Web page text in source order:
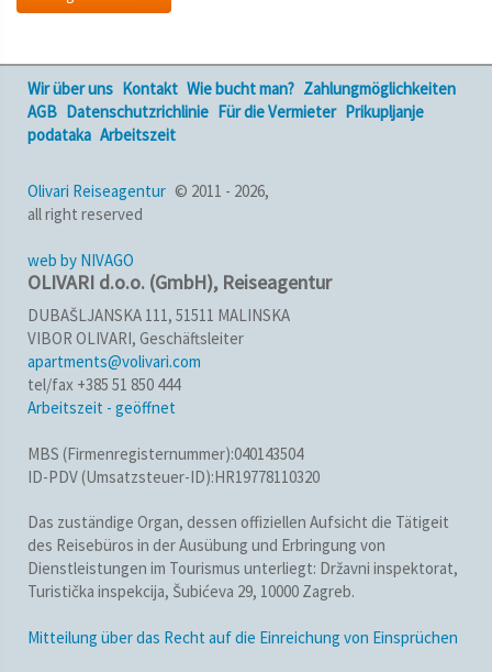
Wir über uns Kontakt Wie bucht man? Zahlungmöglichkeiten
AGB Datenschutzrichlinie Für die Vermieter Prikupljanje
podataka Arbeitszeit
Olivari Reiseagentur © 2011 - 2026,
all right reserved
web by NIVAGO
OLIVARI d.o.o. (GmbH), Reiseagentur
DUBAŠLJANSKA 111, 51511 MALINSKA
VIBOR OLIVARI, Geschäftsleiter
apartments@volivari.com
tel/fax +385 51 850 444
Arbeitszeit - geöffnet
MBS (Firmenregisternummer):040143504
ID-PDV (Umsatzsteuer-ID):HR19778110320
Das zuständige Organ, dessen offiziellen Aufsicht die Tätigeit
des Reisebüros in der Ausübung und Erbringung von
Dienstleistungen im Tourismus unterliegt: Državni inspektorat,
Turistička inspekcija, Šubićeva 29, 10000 Zagreb.
Mitteilung über das Recht auf die Einreichung von Einsprüchen